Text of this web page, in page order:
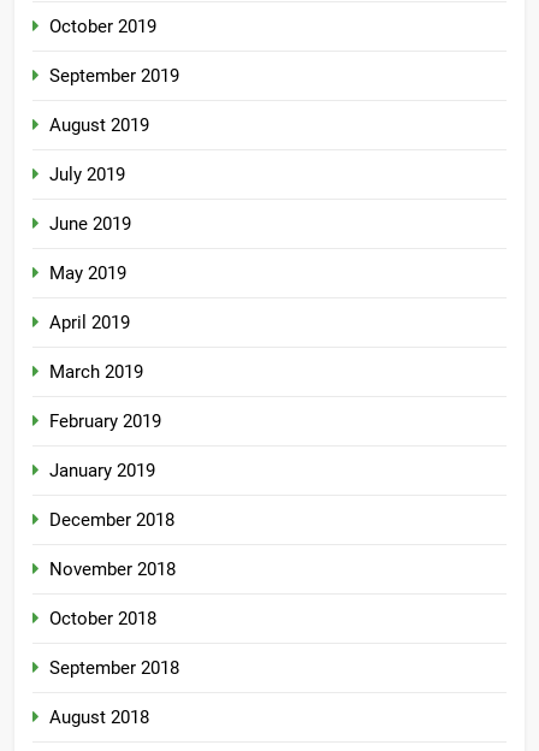
October 2019
September 2019
August 2019
July 2019
June 2019
May 2019
April 2019
March 2019
February 2019
January 2019
December 2018
November 2018
October 2018
September 2018
August 2018